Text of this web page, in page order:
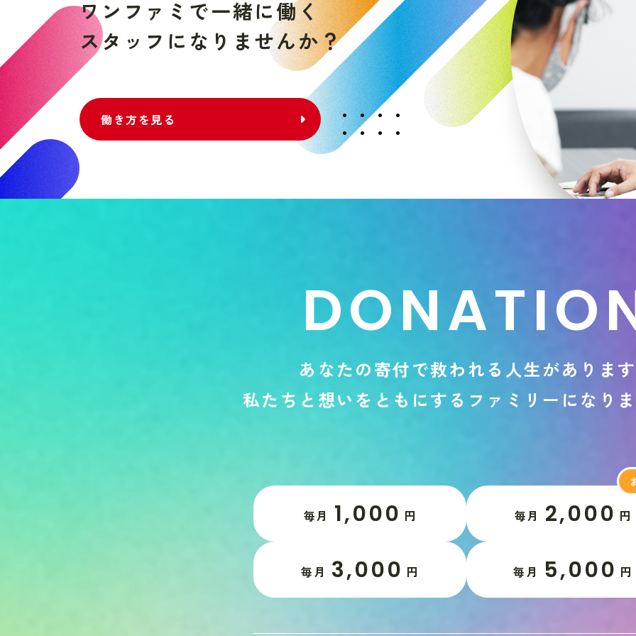
ワ ン フ ァ ミ で一緒に働く
スタ ッ フ に な り ませんか？
働き方を見る
DONATIO
あ なたの寄付で救われる 人生があ り ま す
私た ち と 想いを と も にする フ ァ ミ リ ー に な り ま
毎月 1,000 円 毎月 2,000 円
毎月 3,000 円 毎月 5,000 円